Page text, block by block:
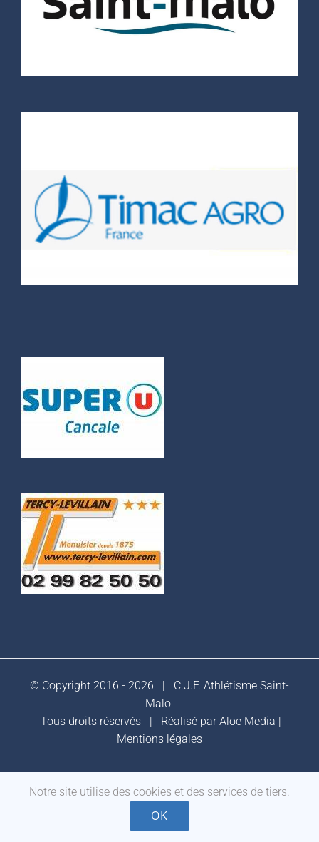
© Copyright 2016 - 2026 | C.J.F. Athlétisme Saint-
Malo
Tous droits réservés | Réalisé parAloe Media
Mentions légales
Facebook
Notre site utilise des cookies et des services de tiers.
OK